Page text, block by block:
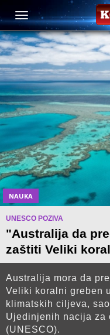
NAUKA
UNESCO POZIVA
"Australija da
zaštiti Veliki
Australija mora da
Veliki koralni greben
klimatskih ciljeva,
Ujedinjenih nacija za
(UNESCO).